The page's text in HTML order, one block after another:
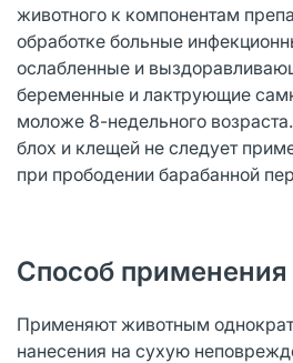
животного к компонентам
обработке больные
ослабленные и
беременные и лактрующие
моложе 8-недельного
блох и клещей не следует
при прободении барабанной
Способ применения
Применяют животным
нанесения на сухую